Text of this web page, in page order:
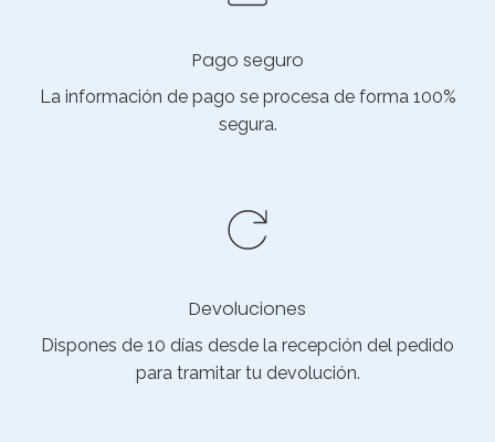
Pago seguro
La información de pago se procesa de forma 100%
segura.
Devoluciones
Dispones de 10 días desde la recepción del pedido
para tramitar tu devolución.